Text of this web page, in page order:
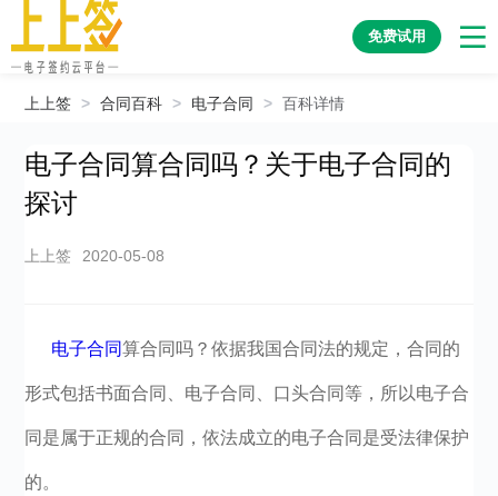
免费试用
上上签 > 合同百科 > 电子合同 > 百科详情
电子合同算合同吗？关于电子合同的
探讨
上上签 2020-05-08
电子合同算合同吗？依据我国合同法的规定，合同的
形式包括书面合同、电子合同、口头合同等，所以电子合
同是属于正规的合同，依法成立的电子合同是受法律保护
的。